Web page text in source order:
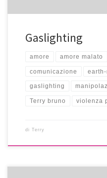
Gaslighting
amore amore malato
comunicazione
gaslighting
Terry bruno violenza
di Terry